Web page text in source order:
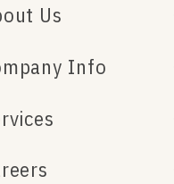
Us
Info